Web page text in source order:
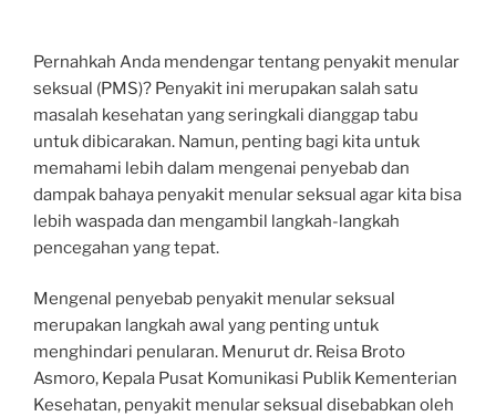
Pernahkah Anda mendengar tentang penyakit menular
seksual (PMS)? Penyakit ini merupakan salah satu
masalah kesehatan yang seringkali dianggap tabu
untuk dibicarakan. Namun, penting bagi kita untuk
memahami lebih dalam mengenai penyebab dan
dampak bahaya penyakit menular seksual agar kita bisa
lebih waspada dan mengambil langkah-langkah
pencegahan yang tepat.
Mengenal penyebab penyakit menular seksual
merupakan langkah awal yang penting untuk
menghindari penularan. Menurut dr. Reisa Broto
Asmoro, Kepala Pusat Komunikasi Publik Kementerian
Kesehatan, penyakit menular seksual disebabkan oleh